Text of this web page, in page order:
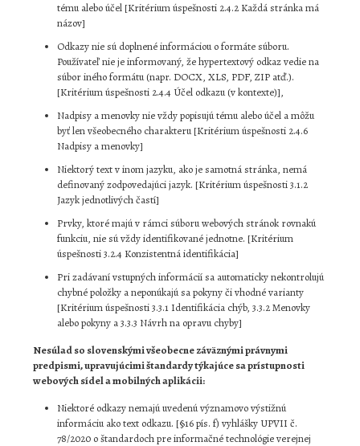
tému alebo účel [Kritérium úspešnosti 2.4.2 Každá stránka má
názov]
Odkazy nie sú doplnené informáciou o formáte súboru.
Používateľ nie je informovaný, že hypertextový odkaz vedie na
súbor iného formátu (napr. DOCX, XLS, PDF, ZIP atď.).
[Kritérium úspešnosti 2.4.4 Účel odkazu (v kontexte)],
Nadpisy a menovky nie vždy popisujú tému alebo účel a môžu
byť len všeobecného charakteru [Kritérium úspešnosti 2.4.6
Nadpisy a menovky]
Niektorý text v inom jazyku, ako je samotná stránka, nemá
definovaný zodpovedajúci jazyk. [Kritérium úspešnosti 3.1.2
Jazyk jednotlivých častí]
Prvky, ktoré majú v rámci súboru webových stránok rovnakú
funkciu, nie sú vždy identifikované jednotne. [Kritérium
úspešnosti 3.2.4 Konzistentná identifikácia]
Pri zadávaní vstupných informácií sa automaticky nekontrolujú
chybné položky a neponúkajú sa pokyny či vhodné varianty
[Kritérium úspešnosti 3.3.1 Identifikácia chýb, 3.3.2 Menovky
alebo pokyny a 3.3.3 Návrh na opravu chyby]
Nesúlad so slovenskými všeobecne záväznými právnymi
predpismi, upravujúcimi štandardy týkajúce sa prístupnosti
webových sídel a mobilných aplikácii:
Niektoré odkazy nemajú uvedenú významovo výstižnú
informáciu ako text odkazu. [§16 pís. f) vyhlášky UPVII č.
78/2020 o štandardoch pre informačné technológie verejnej